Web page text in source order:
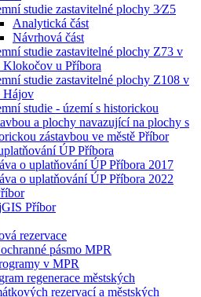
studie zastavitelné plochy 3⁄Z5
Analytická část
Návrhová část
studie zastavitelné plochy Z73 v
Klokočov u Příbora
studie zastavitelné plochy Z108 v
Hájov
studie - území s historickou
a plochy navazující na plochy s
zástavbou ve městě Příbor
ÚP Příbora
o uplatňování ÚP Příbora 2017
o uplatňování ÚP Příbora 2022
Příbor
rezervace
pásmo MPR
v MPR
regenerace městských
rezervací a městských